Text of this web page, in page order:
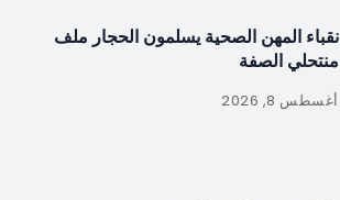
نقباء المهن الصحية يسلمون الحجار ملف
منتحلي الصفة
أغسطس 8, 2026